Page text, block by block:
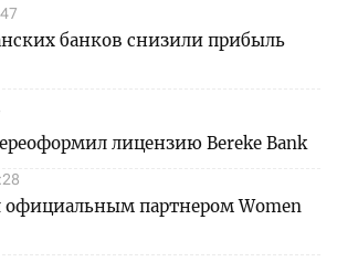
банков снизили прибыль
лицензию Bereke Bank
официальным партнером Women